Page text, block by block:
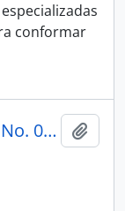
conformar
001_CONVOCATORIA SESION No. 002-AN-2025-2029_17-05-25SESION DE PLENO N 002 ASAMBLEA NACIONAL 2025-2027